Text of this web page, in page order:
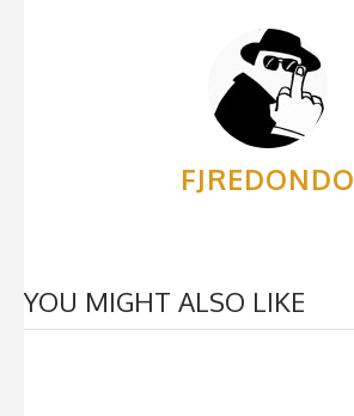
FJREDONDO
YOU MIGHT ALSO LIKE